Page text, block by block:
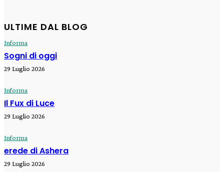
ULTIME DAL BLOG
Informa
Sogni di oggi
29 Luglio 2026
Informa
Il Fux di Luce
29 Luglio 2026
Informa
erede di Ashera
29 Luglio 2026